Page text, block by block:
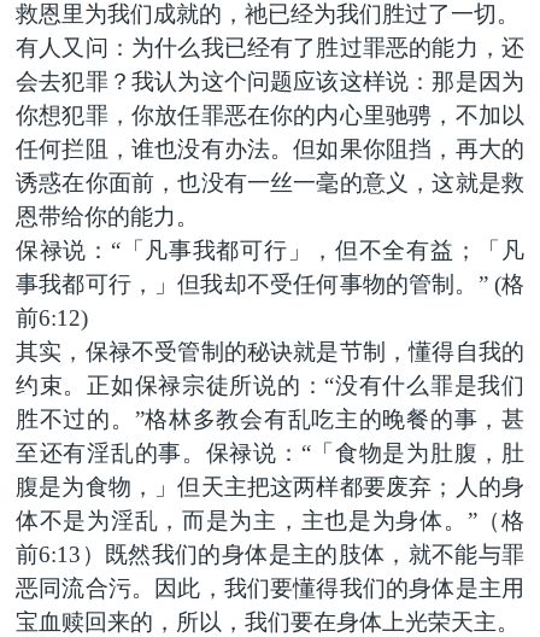
救恩里为我们成就的，祂已经为我们胜过了一切。
有人又问：为什么我已经有了胜过罪恶的能力，还
会去犯罪？我认为这个问题应该这样说：那是因为
你想犯罪，你放任罪恶在你的内心里驰骋，不加以
任何拦阻，谁也没有办法。但如果你阻挡，再大的
诱惑在你面前，也没有一丝一毫的意义，这就是救
恩带给你的能力。
保禄说：“「凡事我都可行」，但不全有益；「凡
事我都可行，」但我却不受任何事物的管制。” (格
前6:12)
其实，保禄不受管制的秘诀就是节制，懂得自我的
约束。正如保禄宗徒所说的：“没有什么罪是我们
胜不过的。”格林多教会有乱吃主的晚餐的事，甚
至还有淫乱的事。保禄说：“「食物是为肚腹，肚
腹是为食物，」但天主把这两样都要废弃；人的身
体不是为淫乱，而是为主，主也是为身体。”（格
前6:13）既然我们的身体是主的肢体，就不能与罪
恶同流合污。因此，我们要懂得我们的身体是主用
宝血赎回来的，所以，我们要在身体上光荣天主。